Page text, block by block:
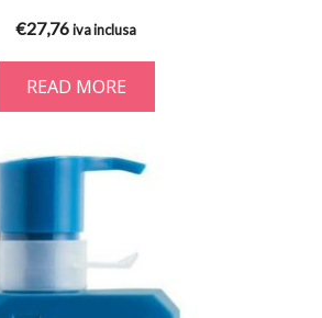
€27,76iva inclusa
READ MORE